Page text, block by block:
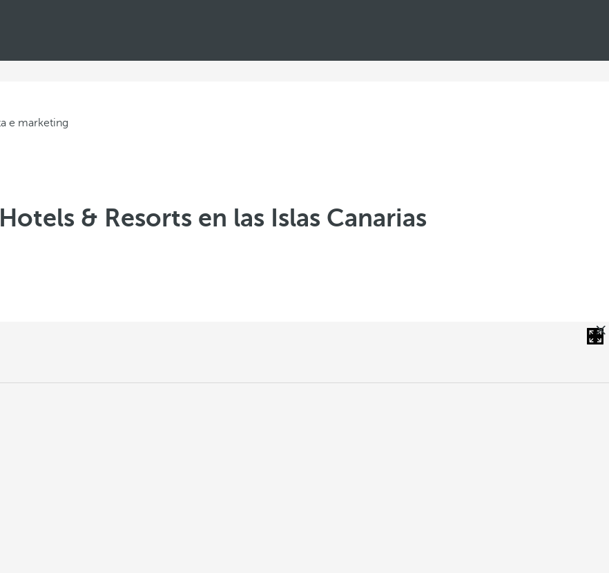
& Resorts en las Islas Canarias